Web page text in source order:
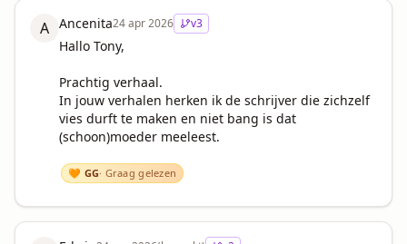
A Ancenita24 apr 2026 v3
Hallo Tony,
Prachtig verhaal.
In jouw verhalen herken ik de schrijver die zichzelf
vies durft te maken en niet bang is dat
(schoon)moeder meeleest.
🧡 GG· Graag gelezen